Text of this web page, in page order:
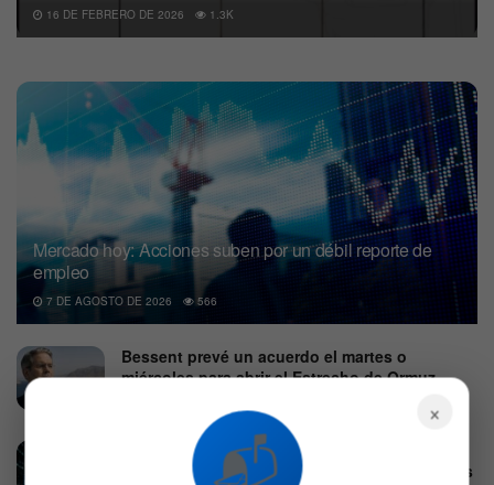
16 DE FEBRERO DE 2026 1.3K
Mercado hoy: Acciones suben por un débil reporte de
empleo
7 DE AGOSTO DE 2026 566
Bessent prevé un acuerdo el martes o
miércoles para abrir el Estrecho de Ormuz
McDonald’s supera estimaciones con un
beneficio de 3,38 dólares y eleva sus acciones
×
📬